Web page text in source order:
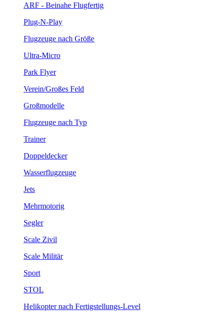
ARF - Beinahe Flugfertig
Plug-N-Play
Flugzeuge nach Größe
Ultra-Micro
Park Flyer
Verein/Großes Feld
Großmodelle
Flugzeuge nach Typ
Trainer
Doppeldecker
Wasserflugzeuge
Jets
Mehrmotorig
Segler
Scale Zivil
Scale Militär
Sport
STOL
Helikopter nach Fertigstellungs-Level